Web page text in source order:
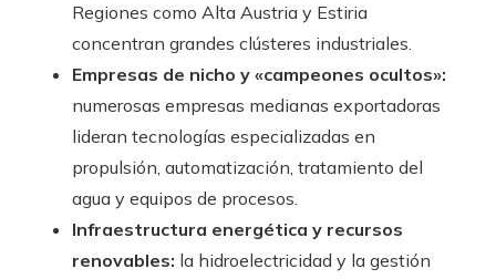
Regiones como Alta Austria y Estiria
concentran grandes clústeres industriales.
Empresas de nicho y «campeones ocultos»:
numerosas empresas medianas exportadoras
lideran tecnologías especializadas en
propulsión, automatización, tratamiento del
agua y equipos de procesos.
Infraestructura energética y recursos
renovables: la hidroelectricidad y la gestión